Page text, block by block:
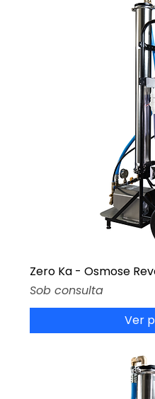
Zero Ka - Osmose
Preço
Sob consulta
Ver